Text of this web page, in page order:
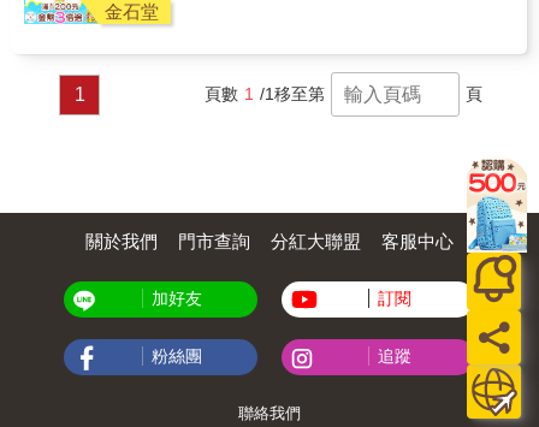
金石堂
1 頁數 1 /1移至第 頁
關於我們 門市查詢 分紅大聯盟 客服中心
加好友 訂閱
粉絲團 追蹤
聯絡我們